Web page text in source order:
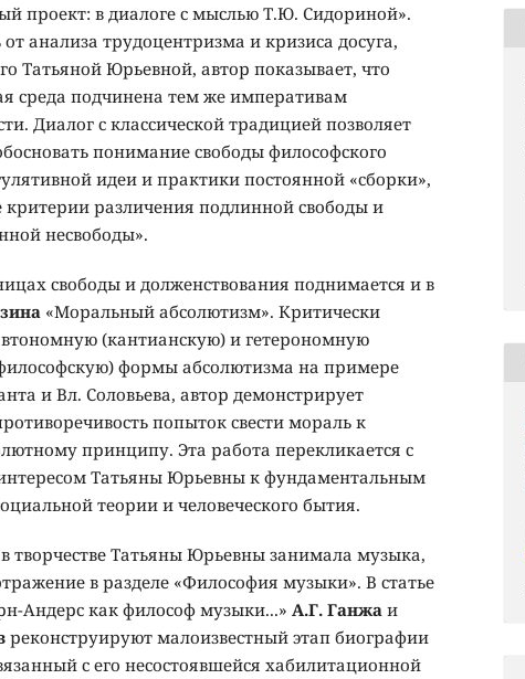
проект: в диалоге с мыслью Т.Ю. Сидориной».
от анализа трудоцентризма и кризиса досуга,
Татьяной Юрьевной, автор показывает, что
среда подчинена тем же императивам
Диалог с классической традицией позволяет
понимание свободы философского
идеи и практики постоянной «сборки»,
критерии различения подлинной свободы и
несвободы».
свободы и долженствования поднимается и в
«Моральный абсолютизм». Критически
(кантианскую) и гетерономную
формы абсолютизма на примере
и Вл. Соловьева, автор демонстрирует
попыток свести мораль к
принципу. Эта работа перекликается с
Татьяны Юрьевны к фундаментальным
теории и человеческого бытия.
творчестве Татьяны Юрьевны занимала музыка,
в разделе «Философия музыки». В статье
Андерс как философ музыки...» А.Г. Ганжа и
реконструируют малоизвестный этап биографии
с его несостоявшейся хабилитационной